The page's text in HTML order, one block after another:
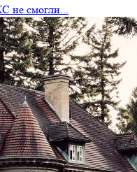
не смогли...